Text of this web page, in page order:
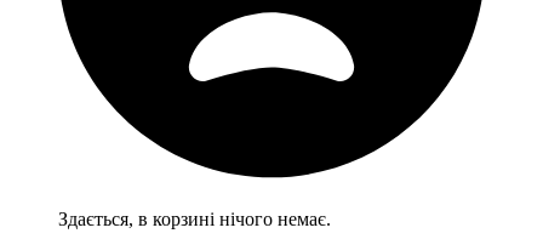
Здається, в корзині нічого немає.